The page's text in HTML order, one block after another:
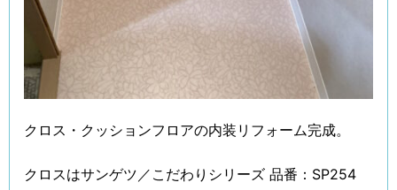
クロス・クッションフロアの内装リフォーム完成。
クロスはサンゲツ／こだわりシリーズ 品番：SP254